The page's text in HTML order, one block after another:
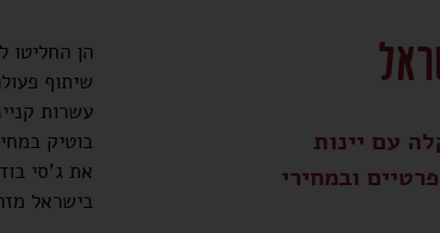
עם יינות
ובמחירי
הן החליטו
שיתוף
עשרות
בוטיק
את ג'סי
בישראל